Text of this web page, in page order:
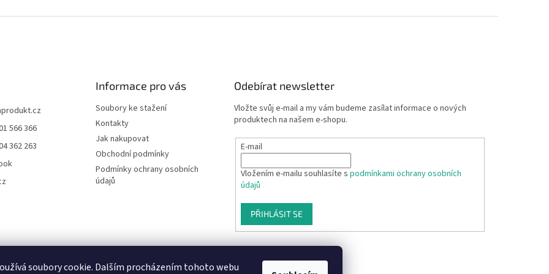
soubory cookie. Dalším procházením tohoto webu
i
566 366
362 263
Informace pro vás
Soubory ke stažení
Kontakty
Jak nakupovat
Obchodní podmínky
Podmínky ochrany osobních
údajů
Odebírat newsletter
Vložte svůj e-mail a my vám budeme zasílat informace o nových
produktech na našem e-shopu.
E-mail
Vložením e-mailu souhlasíte spodmínkami ochrany osobních
údajů
PŘIHLÁSIT SE